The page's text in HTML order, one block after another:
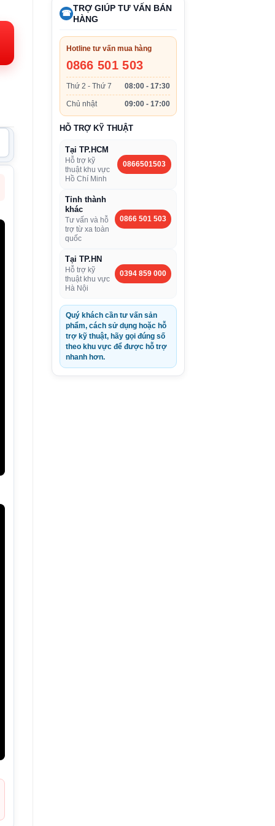
☎
TRỢ GIÚP TƯ VẤN BÁN
HÀNG
Hotline tư vấn mua hàng
0866 501 503
Thứ 2 - Thứ 7 08:00 - 17:30
Chủ nhật 09:00 - 17:00
HỖ TRỢ KỸ THUẬT
Tại TP.HCM
Hỗ trợ kỹ
thuật khu vực
Hồ Chí Minh
0866501503
Tỉnh thành
khác
Tư vấn và hỗ
trợ từ xa toàn
quốc
0866 501 503
Tại TP.HN
Hỗ trợ kỹ
thuật khu vực
Hà Nội
0394 859 000
Quý khách cần tư vấn sản
phẩm, cách sử dụng hoặc hỗ
trợ kỹ thuật, hãy gọi đúng số
theo khu vực để được hỗ trợ
nhanh hơn.